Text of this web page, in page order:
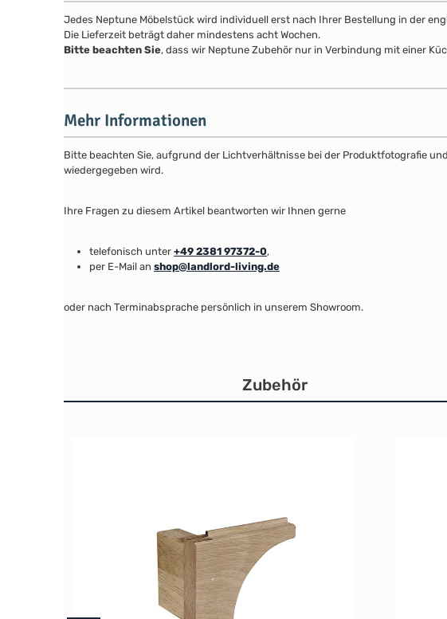
Jedes Neptune Möbelstück wird individuell erst nach Ihrer Bestellung in der
Die Lieferzeit beträgt daher mindestens acht Wochen.
Bitte beachten Sie, dass wir Neptune Zubehör nur in Verbindung mit einer
Mehr Informationen
Bitte beachten Sie, aufgrund der Lichtverhältnisse bei der Produktfotografie
wiedergegeben wird.
Ihre Fragen zu diesem Artikel beantworten wir Ihnen gerne
telefonisch unter +49 2381 97372-0,
per E-Mail an shop@landlord-living.de
oder nach Terminabsprache persönlich in unserem Showroom.
Zubehör